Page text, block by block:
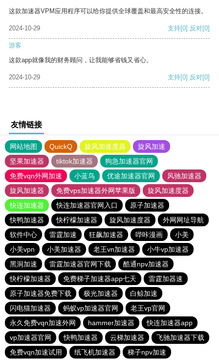
这款加速器VPM应用程序可以给你提供全球覆盖和最高安全性的连接。
2024-10-29 支持[0] 反对[0]
游客
这款app就像我的财务顾问，让我能够省钱又省心。
2024-10-29 支持[0] 反对[0]
友情链接
网站地图 QuickQ 旋风加速度器
旋风加速
坚果加速器
tiktok加速器
狗急加速器官网
免费vqn外网加速
小蓝鸟 优途加速器官网
风驰加速器
旋风加速器
免费vps加速器外网苹果版
旋风加速度器
快连加速器
快连加速器官网入口
原子加速器
快鸭加速器
快柠檬加速器 旋风加速度器
外网网址导航
软件中心
雷霆加速 狂飙加速器 哔咔漫画
小美
小美vpn
小美加速器 老王vn加速器
小牛vp加速器
黑洞加速
雷霆加速器官网下载
酷通npv加速器
快柠檬加速器
免费梯子加速器app七天
雷霆加器速
原子加速器免费下载
极光加速器
白鲸加速
闪电猫加速器
蚂蚁vp加速器官网
老王vp官网
永久免费vqn加速外网
hammer加速器
快连加速器app
vp加速器官网
快鸭加速器 云梯加速器
飞驰加速器下载
免费vqn加速试用
纸飞机加速器 梯子npv加速